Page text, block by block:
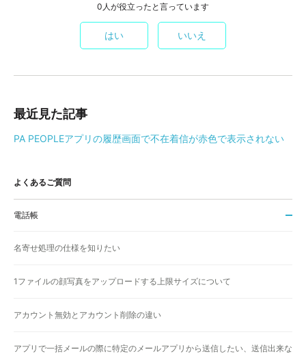
0人が役立ったと言っています
はい いいえ
最近見た記事
PA PEOPLEアプリの履歴画面で不在着信が赤色で表示されない
よくあるご質問
電話帳
名寄せ処理の仕様を知りたい
1ファイルの顔写真をアップロードする上限サイズについて
アカウント無効とアカウント削除の違い
アプリで一括メールの際に特定のメールアプリから送信したい、送信出来な